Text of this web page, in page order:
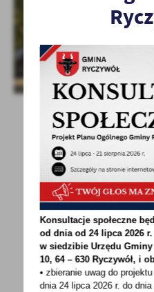
POWRÓT
POPRZEDNI
Konsultacje społeczne
od dnia od 24 lipca 2026
w siedzibie Urzędu Gminy
10, 64 – 630 Ryczywół, i
• zbieranie uwag do
dnia 24 lipca 2026 r. do